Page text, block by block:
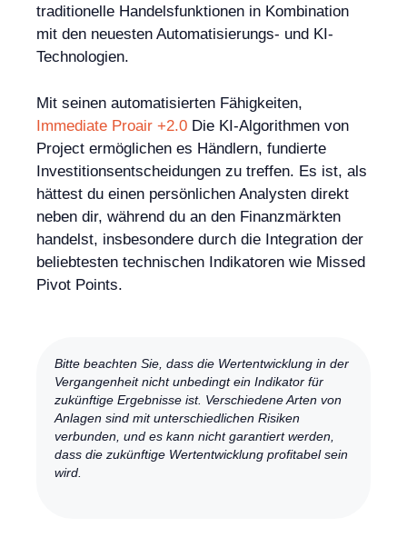
traditionelle Handelsfunktionen in Kombination
mit den neuesten Automatisierungs- und KI-
Technologien.
Mit seinen automatisierten Fähigkeiten,
Immediate Proair +2.0 Die KI-Algorithmen von
Project ermöglichen es Händlern, fundierte
Investitionsentscheidungen zu treffen. Es ist, als
hättest du einen persönlichen Analysten direkt
neben dir, während du an den Finanzmärkten
handelst, insbesondere durch die Integration der
beliebtesten technischen Indikatoren wie Missed
Pivot Points.
Bitte beachten Sie, dass die Wertentwicklung in der
Vergangenheit nicht unbedingt ein Indikator für
zukünftige Ergebnisse ist. Verschiedene Arten von
Anlagen sind mit unterschiedlichen Risiken
verbunden, und es kann nicht garantiert werden,
dass die zukünftige Wertentwicklung profitabel sein
wird.